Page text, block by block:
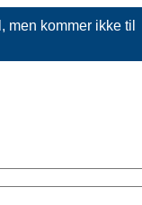
kommer ikke til